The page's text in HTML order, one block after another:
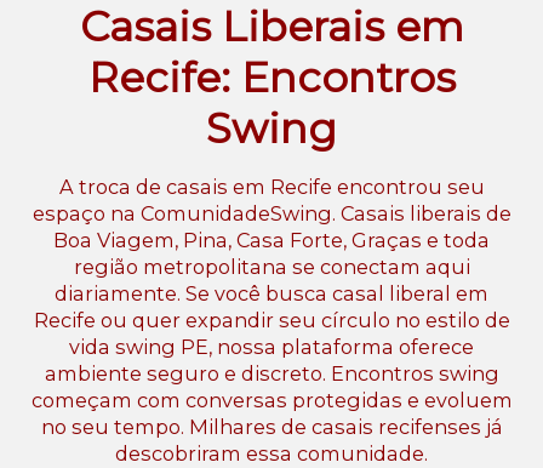
Casais Liberais em
Recife: Encontros
Swing
A troca de casais em Recife encontrou seu
espaço na ComunidadeSwing. Casais liberais de
Boa Viagem, Pina, Casa Forte, Graças e toda
região metropolitana se conectam aqui
diariamente. Se você busca casal liberal em
Recife ou quer expandir seu círculo no estilo de
vida swing PE, nossa plataforma oferece
ambiente seguro e discreto. Encontros swing
começam com conversas protegidas e evoluem
no seu tempo. Milhares de casais recifenses já
descobriram essa comunidade.